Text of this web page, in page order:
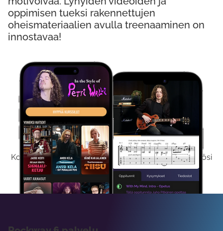
Kokeile Ilmaiseksi
Kokeilemalla ilmaiseksi saat koko sisältömme käyttöösi
viikon ajaksi.
oppimisen tueksi rakennettujen
oheismateriaalien avulla treenaaminen on
innostavaa!